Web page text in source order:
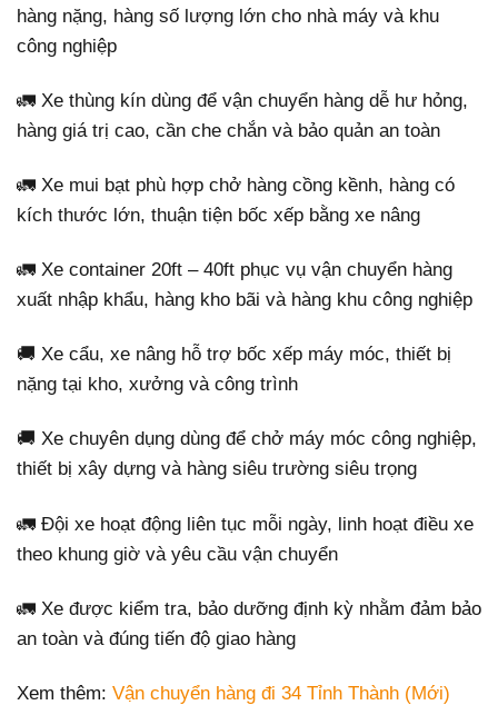
hàng nặng, hàng số lượng lớn cho nhà máy và khu
công nghiệp
🚛 Xe thùng kín dùng để vận chuyển hàng dễ hư hỏng,
hàng giá trị cao, cần che chắn và bảo quản an toàn
🚛 Xe mui bạt phù hợp chở hàng cồng kềnh, hàng có
kích thước lớn, thuận tiện bốc xếp bằng xe nâng
🚛 Xe container 20ft – 40ft phục vụ vận chuyển hàng
xuất nhập khẩu, hàng kho bãi và hàng khu công nghiệp
🚚 Xe cẩu, xe nâng hỗ trợ bốc xếp máy móc, thiết bị
nặng tại kho, xưởng và công trình
🚚 Xe chuyên dụng dùng để chở máy móc công nghiệp,
thiết bị xây dựng và hàng siêu trường siêu trọng
🚛 Đội xe hoạt động liên tục mỗi ngày, linh hoạt điều xe
theo khung giờ và yêu cầu vận chuyển
🚛 Xe được kiểm tra, bảo dưỡng định kỳ nhằm đảm bảo
an toàn và đúng tiến độ giao hàng
Xem thêm: Vận chuyển hàng đi 34 Tỉnh Thành (Mới)